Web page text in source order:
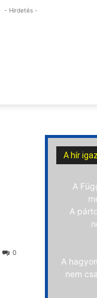
- Hirdetés -
0
A hír
A
A
A
nem